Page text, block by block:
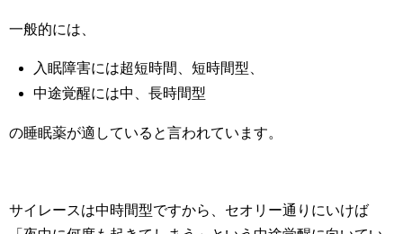
一般的には、
入眠障害には超短時間、短時間型、
中途覚醒には中、長時間型
の睡眠薬が適していると言われています。
サイレースは中時間型ですから、セオリー通りにいけば